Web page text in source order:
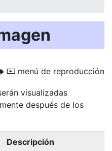
D menú de reproducción
visualizadas
después de los
Descripción